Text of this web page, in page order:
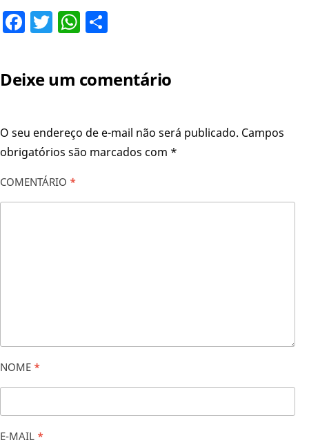
Facebook
TwitterWhatsApp
Deixe um comentário
O seu endereço de e-mail não será publicado. Campos
obrigatórios são marcados com *
COMENTÁRIO *
NOME *
E-MAIL *